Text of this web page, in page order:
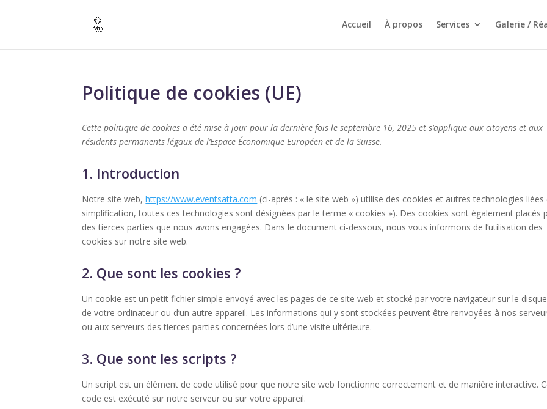
Accueil À propos Services Galerie /
Politique de cookies (UE)
Cette politique de cookies a été mise à jour pour la dernière fois le septembre 16, 2025 et s’applique aux citoyens et aux
résidents permanents légaux de l’Espace Économique Européen et de la Suisse.
1. Introduction
Notre site web,https://www.eventsatta.com (ci-après : « le site web ») utilise des cookies et autres technologies liées
simplification, toutes ces technologies sont désignées par le terme « cookies »). Des cookies sont également placés
des tierces parties que nous avons engagées. Dans le document ci-dessous, nous vous informons de l’utilisation des
cookies sur notre site web.
2. Que sont les cookies ?
Un cookie est un petit fichier simple envoyé avec les pages de ce site web et stocké par votre navigateur sur le
de votre ordinateur ou d’un autre appareil. Les informations qui y sont stockées peuvent être renvoyées à nos
ou aux serveurs des tierces parties concernées lors d’une visite ultérieure.
3. Que sont les scripts ?
Un script est un élément de code utilisé pour que notre site web fonctionne correctement et de manière interactive.
code est exécuté sur notre serveur ou sur votre appareil.